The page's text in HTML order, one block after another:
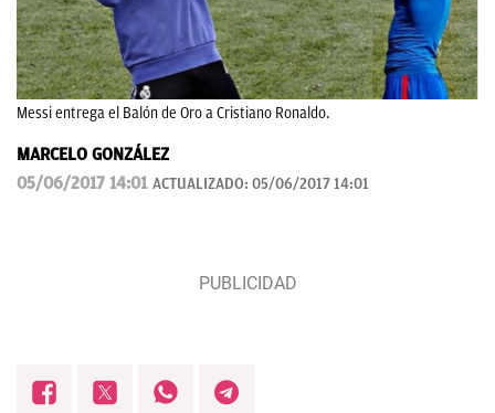
Messi entrega el Balón de Oro a Cristiano Ronaldo.
MARCELO GONZÁLEZ
05/06/2017 14:01 ACTUALIZADO: 05/06/2017 14:01